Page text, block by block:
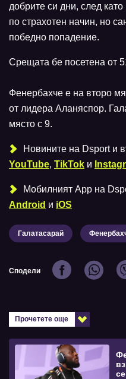
добрите си дни, след
по страхотен начин, но
победно попадение.
Срещата бе посетена от
Фенербахче е на второ
от лидера Аланяспор.
място с 9.
Новините на Dsport и
YouTube, TikTok и
Мобилният Аpp на
Android и iOS
Галатасарай
Сподели
Прочетете още